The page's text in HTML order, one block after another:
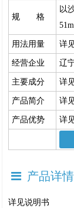
规 格
以
用法用量 详
经营企业 辽
主要成分 详
产品简介 详
产品优势 详
产品详情
详见说明书